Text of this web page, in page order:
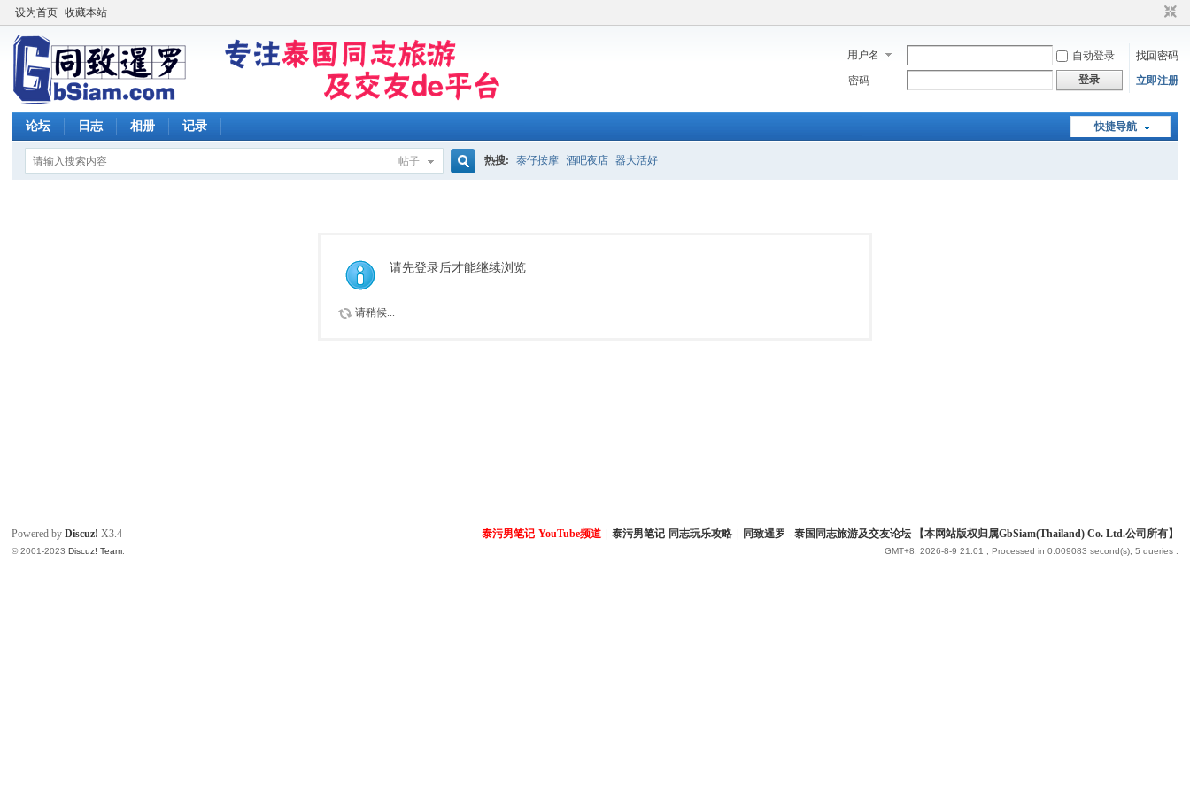
设为首页 收藏本站
用户名 自动登录
找回密码
密码
登录 立即注册
快捷导航
论坛 日志 相册 记录
帖子
索
热搜: 泰仔按摩 酒吧夜店 器大活好
请先登录后才能继续浏览
请稍候...
泰污男笔记-YouTube频道 泰污男笔记-同志玩乐攻略 同致暹罗 - 泰国同志旅游及交友论坛 【本网站版权归属GbSiam(Thailand) Co. Ltd.公司所有】
GMT+8, 2026-8-9 21:01 , Processed in 0.009083 second(s), 5 queries .
Powered byDiscuz! X3.4
© 2001-2023Discuz! Team